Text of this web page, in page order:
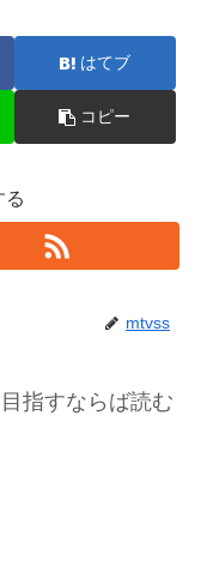
はてブ
コピー
る
mtvss
指すならば読む